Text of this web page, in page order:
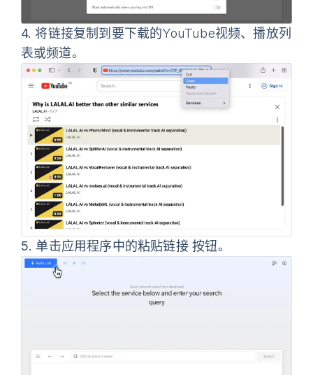
4. 将链接复制到要下载的YouTube视频、播放列
表或频道。
5. 单击应用程序中的粘贴链接按钮。